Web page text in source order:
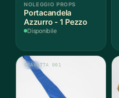
NOLEGGIO PROPS
Portacandela
Azzurro - 1 Pezzo
Disponibile
CRAVATTA 001